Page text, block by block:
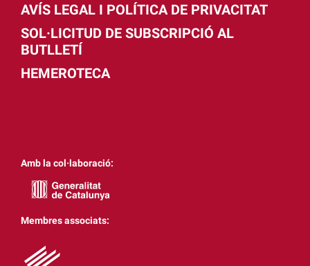
AVÍS LEGAL I POLÍTICA DE PRIVACITAT
SOL·LICITUD DE SUBSCRIPCIÓ AL
BUTLLETÍ
HEMEROTECA
Amb la col·laboració:
Membres associats: